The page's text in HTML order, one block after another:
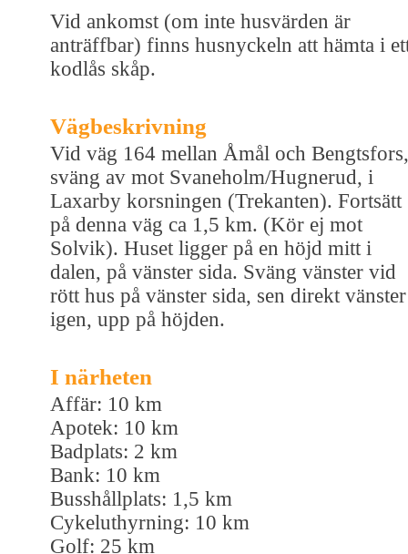
Vid ankomst (om inte husvärden är
anträffbar) finns husnyckeln att hämta i
kodlås skåp.
Vägbeskrivning
Vid väg 164 mellan Åmål och Bengtsfors,
sväng av mot Svaneholm/Hugnerud, i
Laxarby korsningen (Trekanten). Fortsätt
på denna väg ca 1,5 km. (Kör ej mot
Solvik). Huset ligger på en höjd mitt i
dalen, på vänster sida. Sväng vänster vid
rött hus på vänster sida, sen direkt vänster
igen, upp på höjden.
I närheten
Affär: 10 km
Apotek: 10 km
Badplats: 2 km
Bank: 10 km
Busshållplats: 1,5 km
Cykeluthyrning: 10 km
Golf: 25 km